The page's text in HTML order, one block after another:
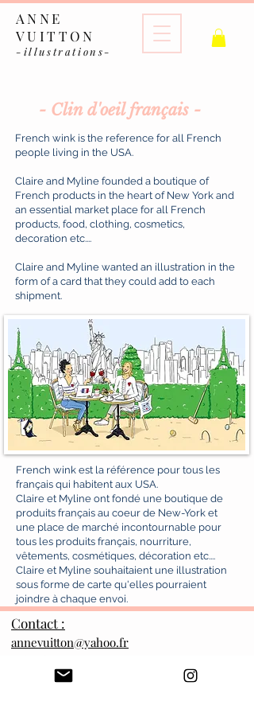
ANNE
VUITTON
-illustrations-
- Clin d'oeil français -
French wink is the reference for all French
people living in the USA. ​
Claire and Myline founded a boutique of
French products in the heart of New York and
an essential market place for all French
products, food, clothing, cosmetics,
decoration etc.... ​
Claire and Myline wanted an illustration in the
form of a card that they could add to each
shipment.
French wink est la référence pour tous les
français qui habitent aux USA.
Claire et Myline ont fondé une boutique de
produits français au coeur de New-York et
une place de marché incontournable pour
tous les produits français, nourriture,
vêtements, cosmétiques, décoration etc....
Claire et Myline souhaitaient une illustration
sous forme de carte qu'elles pourraient
joindre à chaque envoi.
Contact :
annevuitton@yahoo.fr
+33 688793397